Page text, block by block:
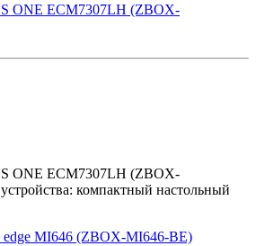
ONE ECM7307LH (ZBOX-
ONE ECM7307LH (ZBOX-
компактный настольный